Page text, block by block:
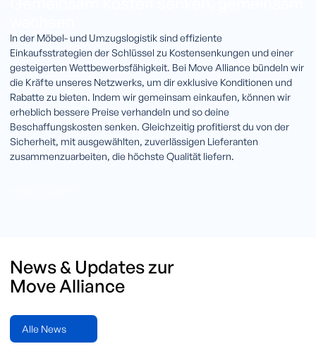
In der Möbel- und Umzugslogistik sind effiziente
Einkaufsstrategien der Schlüssel zu Kostensenkungen und einer
gesteigerten Wettbewerbsfähigkeit. Bei Move Alliance bündeln wir
die Kräfte unseres Netzwerks, um dir exklusive Konditionen und
Rabatte zu bieten. Indem wir gemeinsam einkaufen, können wir
erheblich bessere Preise verhandeln und so deine
Beschaffungskosten senken. Gleichzeitig profitierst du von der
Sicherheit, mit ausgewählten, zuverlässigen Lieferanten
zusammenzuarbeiten, die höchste Qualität liefern.
News & Updates zur
Move Alliance
Alle News